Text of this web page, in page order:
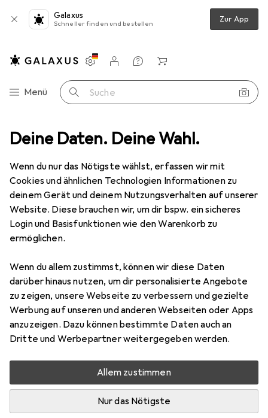
Deine Daten. Deine Wahl.
Wenn du nur das Nötigste wählst, erfassen wir mit
Cookies und ähnlichen Technologien Informationen zu
deinem Gerät und deinem Nutzungsverhalten auf unserer
Website. Diese brauchen wir, um dir bspw. ein sicheres
Login und Basisfunktionen wie den Warenkorb zu
ermöglichen.
Wenn du allem zustimmst, können wir diese Daten
darüber hinaus nutzen, um dir personalisierte Angebote
zu zeigen, unsere Webseite zu verbessern und gezielte
Werbung auf unseren und anderen Webseiten oder Apps
anzuzeigen. Dazu können bestimmte Daten auch an
Dritte und Werbepartner weitergegeben werden.
Allem zustimmen
Nur das Nötigste
Galaxus
Schneller finden und bestellen Zur App
Navigation nach Kategorien
Menü Suche
Einstellungen
Kundenkonto
Vergleichslisten
Merklisten
Warenkorb
Durex
Kategorien anzeigen
Diese Marke gefällt mir
Mehr über Durex erfahren